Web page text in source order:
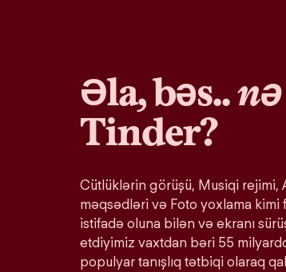
Əla, bəs..
Tinder?
Cütlüklərin görüşü, Musiqi rejimi,
məqsədləri və Foto yoxlama kimi
istifadə oluna bilən və ekranı
etdiyimiz vaxtdan bəri 55
populyar tanışlıq tətbiqi olaraq